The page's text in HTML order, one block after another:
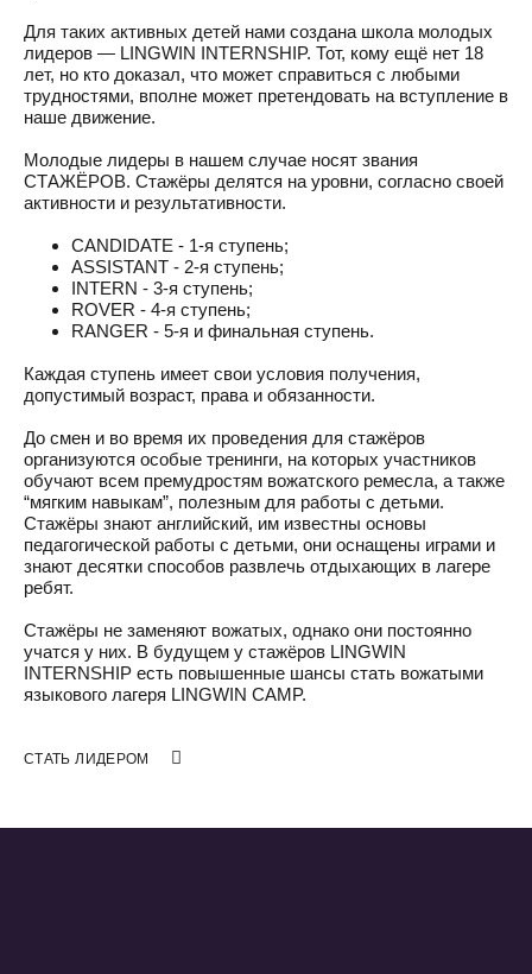
Для таких активных детей нами создана школа молодых
лидеров — LINGWIN INTERNSHIP. Тот, кому ещё нет 18
лет, но кто доказал, что может справиться с любыми
трудностями, вполне может претендовать на вступление в
наше движение.
Молодые лидеры в нашем случае носят звания
СТАЖЁРОВ. Стажёры делятся на уровни, согласно своей
активности и результативности.
CANDIDATE - 1-я ступень;
ASSISTANT - 2-я ступень;
INTERN - 3-я ступень;
ROVER - 4-я ступень;
RANGER - 5-я и финальная ступень.
Каждая ступень имеет свои условия получения,
допустимый возраст, права и обязанности.
До смен и во время их проведения для стажёров
организуются особые тренинги, на которых участников
обучают всем премудростям вожатского ремесла, а также
“мягким навыкам”, полезным для работы с детьми.
Стажёры знают английский, им известны основы
педагогической работы с детьми, они оснащены играми и
знают десятки способов развлечь отдыхающих в лагере
ребят.
Стажёры не заменяют вожатых, однако они постоянно
учатся у них. В будущем у стажёров LINGWIN
INTERNSHIP есть повышенные шансы стать вожатыми
языкового лагеря LINGWIN CAMP.
СТАТЬ ЛИДЕРОМ